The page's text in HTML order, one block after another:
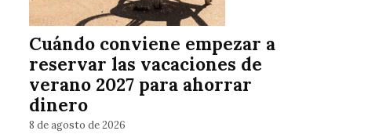
Cuándo conviene empezar a
reservar las vacaciones de
verano 2027 para ahorrar
dinero
8 de agosto de 2026